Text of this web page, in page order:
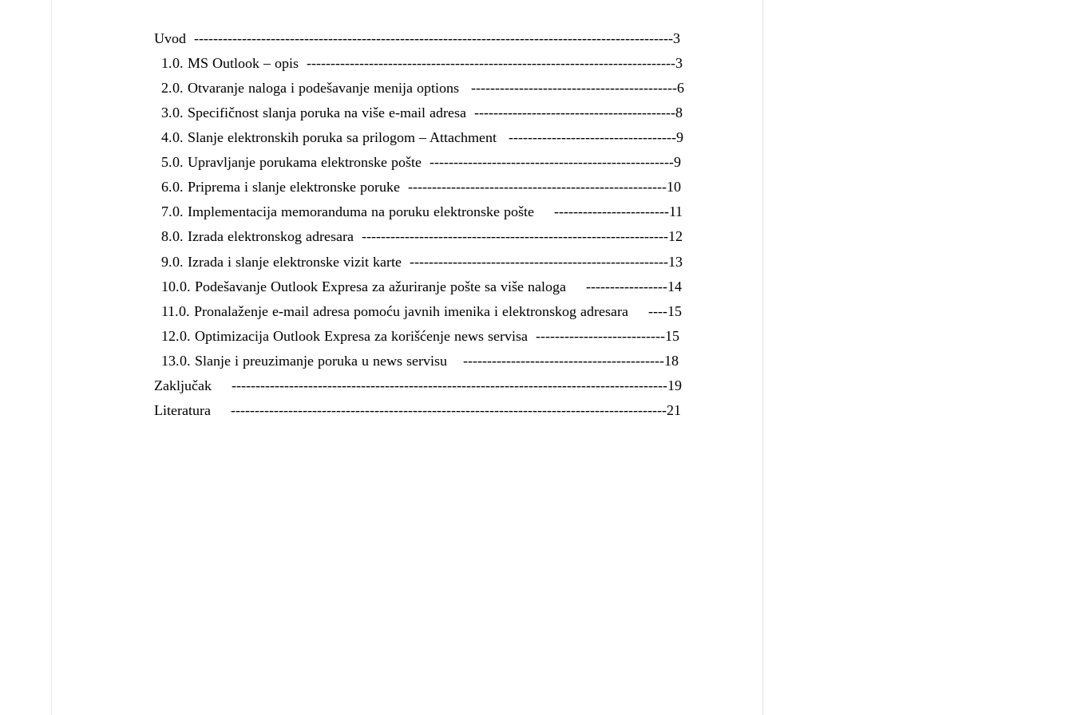
Uvod ----------------------------------------------------------------------------------------------------3
1.0. MS Outlook – opis -----------------------------------------------------------------------------3
2.0. Otvaranje naloga i podešavanje menija options -------------------------------------------6
3.0. Specifičnost slanja poruka na više e-mail adresa ------------------------------------------8
4.0. Slanje elektronskih poruka sa prilogom – Attachment -----------------------------------9
5.0. Upravljanje porukama elektronske pošte ---------------------------------------------------9
6.0. Priprema i slanje elektronske poruke ------------------------------------------------------10
7.0. Implementacija memoranduma na poruku elektronske pošte ------------------------11
8.0. Izrada elektronskog adresara ----------------------------------------------------------------12
9.0. Izrada i slanje elektronske vizit karte ------------------------------------------------------13
10.0. Podešavanje Outlook Expresa za ažuriranje pošte sa više naloga -----------------14
11.0. Pronalaženje e-mail adresa pomoću javnih imenika i elektronskog adresara ----15
12.0. Optimizacija Outlook Expresa za korišćenje news servisa ---------------------------15
13.0. Slanje i preuzimanje poruka u news servisu ------------------------------------------18
Zaključak -------------------------------------------------------------------------------------------19
Literatura -------------------------------------------------------------------------------------------21